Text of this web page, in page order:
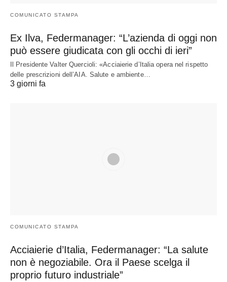
COMUNICATO STAMPA
Ex Ilva, Federmanager: “L’azienda di oggi non
può essere giudicata con gli occhi di ieri”
Il Presidente Valter Quercioli: «Acciaierie d’Italia opera nel rispetto
delle prescrizioni dell’AIA. Salute e ambiente…
3 giorni fa
COMUNICATO STAMPA
Acciaierie d’Italia, Federmanager: “La salute
non è negoziabile. Ora il Paese scelga il
proprio futuro industriale”